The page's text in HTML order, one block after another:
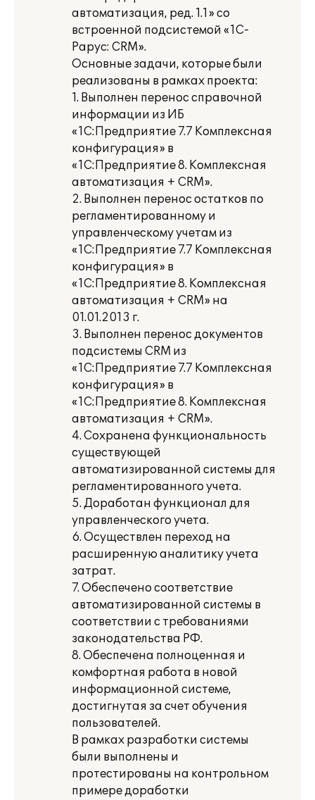
автоматизация, ред. 1.1» со
встроенной подсистемой «1С-
Рарус: CRM».
Основные задачи, которые были
реализованы в рамках проекта:
1. Выполнен перенос справочной
информации из ИБ
«1С:Предприятие 7.7 Комплексная
конфигурация» в
«1С:Предприятие 8. Комплексная
автоматизация + CRM».
2. Выполнен перенос остатков по
регламентированному и
управленческому учетам из
«1С:Предприятие 7.7 Комплексная
конфигурация» в
«1С:Предприятие 8. Комплексная
автоматизация + CRM» на
01.01.2013 г.
3. Выполнен перенос документов
подсистемы CRM из
«1С:Предприятие 7.7 Комплексная
конфигурация» в
«1С:Предприятие 8. Комплексная
автоматизация + CRM».
4. Сохранена функциональность
существующей
автоматизированной системы для
регламентированного учета.
5. Доработан функционал для
управленческого учета.
6. Осуществлен переход на
расширенную аналитику учета
затрат.
7. Обеспечено соответствие
автоматизированной системы в
соответствии с требованиями
законодательства РФ.
8. Обеспечена полноценная и
комфортная работа в новой
информационной системе,
достигнутая за счет обучения
пользователей.
В рамках разработки системы
были выполнены и
протестированы на контрольном
примере доработки